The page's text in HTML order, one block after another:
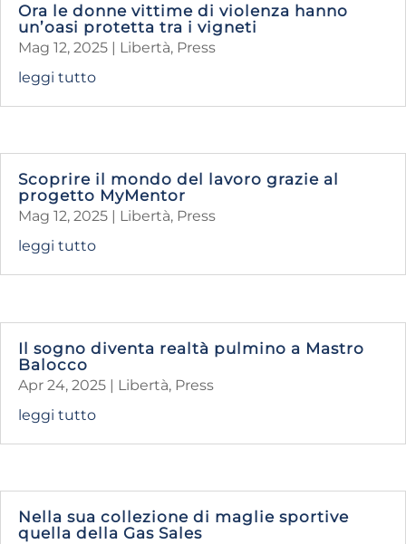
Ora le donne vittime di violenza hanno
un’oasi protetta tra i vigneti
Mag 12, 2025 | Libertà, Press
leggi tutto
Scoprire il mondo del lavoro grazie al
progetto MyMentor
Mag 12, 2025 Libertà, Press
leggi tutto
Il sogno diventa realtà pulmino a Mastro
Balocco
Apr 24, 2025 | Libertà, Press
leggi tutto
Nella sua collezione di maglie sportive
quella della Gas Sales